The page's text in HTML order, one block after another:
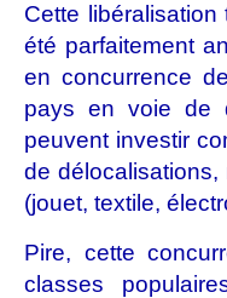
Cette
été parfaitement
en concurrence
pays en voie de
peuvent investir
de délocalisations,
(jouet, textile,
Pire, cette
classes